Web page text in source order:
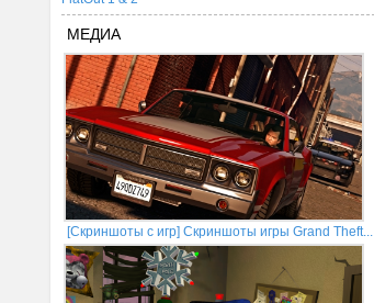
МЕДИА
[Скриншоты с игр] Скриншоты игры Grand Theft...